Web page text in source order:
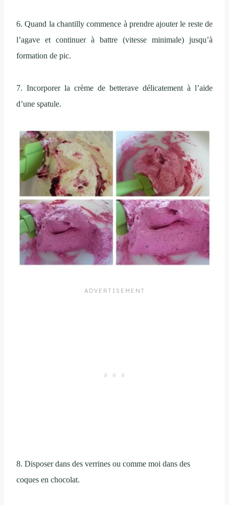
6. Quand la chantilly commence à prendre ajouter le reste de
l’agave et continuer à battre (vitesse minimale) jusqu’à
formation de pic.
7. Incorporer la crème de betterave délicatement à l’aide
d’une spatule.
8. Disposer dans des verrines ou comme moi dans des
coques en chocolat.